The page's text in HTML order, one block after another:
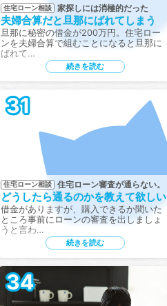
住宅ローン相談 家探しには消極的だった
夫婦合算だと旦那にばれてしまう
旦那に秘密の借金が200万円。住宅ロー
ンを夫婦合算で組むことになると旦那に
ばれて…
続きを読む
31
住宅ローン相談 住宅ローン審査が通らない。
どうしたら通るのかを教えて欲しい
借金がありますが、購入できるか聞いた
ところ事前にローンの審査を出しましょ
うと言わ…
続きを読む
34